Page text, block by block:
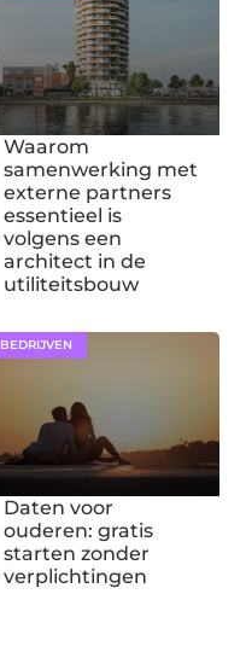
Waarom
samenwerking met
externe partners
essentieel is
volgens een
architect in de
utiliteitsbouw
BEDRIJVEN
Daten voor
ouderen: gratis
starten zonder
verplichtingen